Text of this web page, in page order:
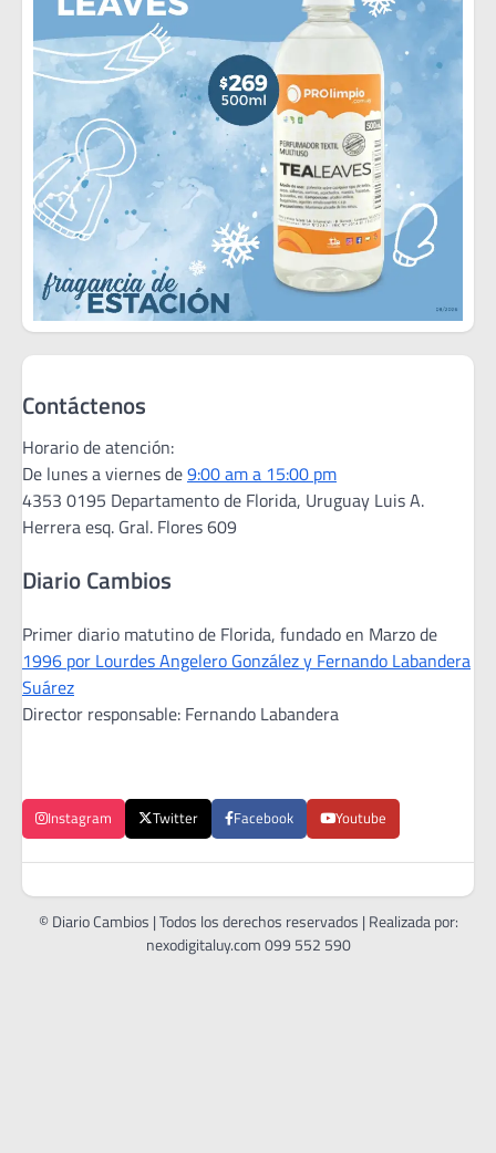
Contáctenos
Horario de atención:
De lunes a viernes de9:00 am a 15:00 pm
4353 0195 Departamento de Florida, Uruguay Luis A.
Herrera esq. Gral. Flores 609
Diario Cambios
Primer diario matutino de Florida, fundado en Marzo de
1996 por Lourdes Angelero González y Fernando Labandera
Suárez
Director responsable: Fernando Labandera
Instagram Twitter Facebook Youtube